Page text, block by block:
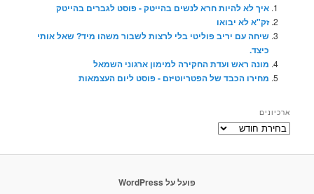
איך לא להיות חרא לנשים בהייטק - פוסט לגברים בהייטק
זק"א לא יבואו
שיחה עם יריב פוליטי בלי לרצות לשבור משהו מיד? שאל אותי
כיצד.
מונה ראש ועדת החקירה למימון ארגוני השמאל
מחירו הכבד של הפטריוטיזם - פוסט ליום העצמאות
ארכיונים
ארכיונים
פועל על WordPress